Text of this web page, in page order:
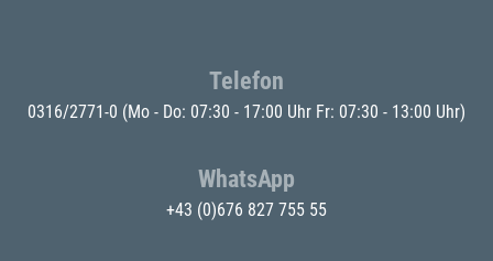
Telefon
0316/2771-0 (Mo - Do: 07:30 - 17:00 Uhr Fr: 07:30 - 13:00 Uhr)
WhatsApp
+43 (0)676 827 755 55